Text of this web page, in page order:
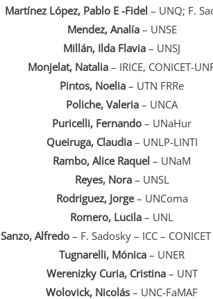
Martínez López, Pablo E -Fidel – UNQ; F.
Mendez, Analía– UNSE
Millán, Ilda Flavia – UNSJ
Monjelat, Natalia – IRICE, CONICET-
Pintos, Noelia – UTN FRRe
Poliche, Valeria – UNCA
Puricelli, Fernando – UNaHur
Queiruga, Claudia– UNLP-LINTI
Rambo, Alice Raquel – UNaM
Reyes, Nora– UNSL
Rodriguez, Jorge– UNComa
Romero, Lucila – UNL
Sanzo, Alfredo – F. Sadosky – ICC –
Tugnarelli, Mónica – UNER
Werenizky Curia, Cristina– UNT
Wolovick, Nicolás – UNC-FaMAF